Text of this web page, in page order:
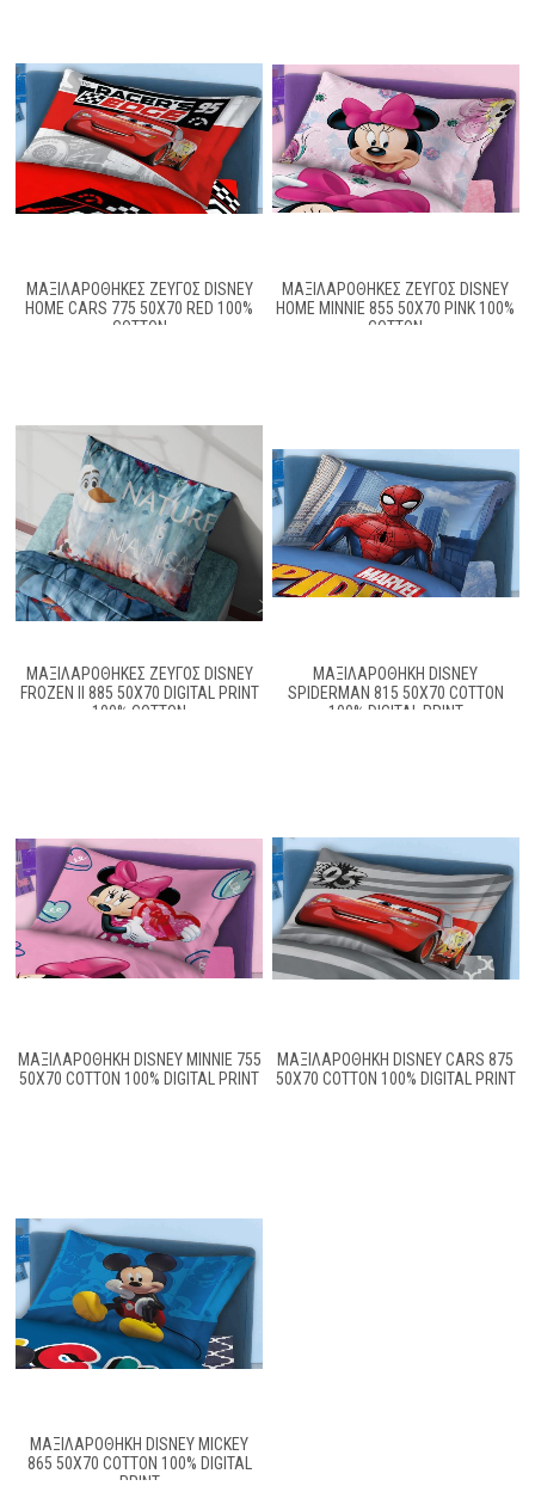
ΜΑΞΙΛΑΡΟΘΉΚΕΣ ΖΕΎΓΟΣ DISNEY
HOME CARS 775 50X70 RED 100%
COTTON
ΜΑΞΙΛΑΡΟΘΉΚΕΣ ΖΕΎΓΟΣ DISNEY
HOME MINNIE 855 50X70 PINK 100%
COTTON
ΜΑΞΙΛΑΡΟΘΗΚΕΣ ΖΕΥΓΟΣ DISNEY
FROZEN II 885 50X70 DIGITAL PRINT
100% COTTON
ΜΑΞΙΛΑΡΟΘΗΚΗ DISNEY
SPIDERMAN 815 50X70 COTTON
100% DIGITAL PRINT
ΜΑΞΙΛΑΡΟΘΗΚΗ DISNEY MINNIE 755
50X70 COTTON 100% DIGITAL PRINT
ΜΑΞΙΛΑΡΟΘΗΚΗ DISNEY CARS 875
50X70 COTTON 100% DIGITAL PRINT
ΜΑΞΙΛΑΡΟΘΗΚΗ DISNEY MICKEY
865 50Χ70 COTTON 100% DIGITAL
PRINT